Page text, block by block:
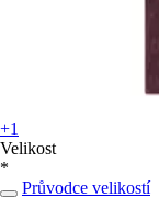
+1
Velikost
*
Průvodce velikostí